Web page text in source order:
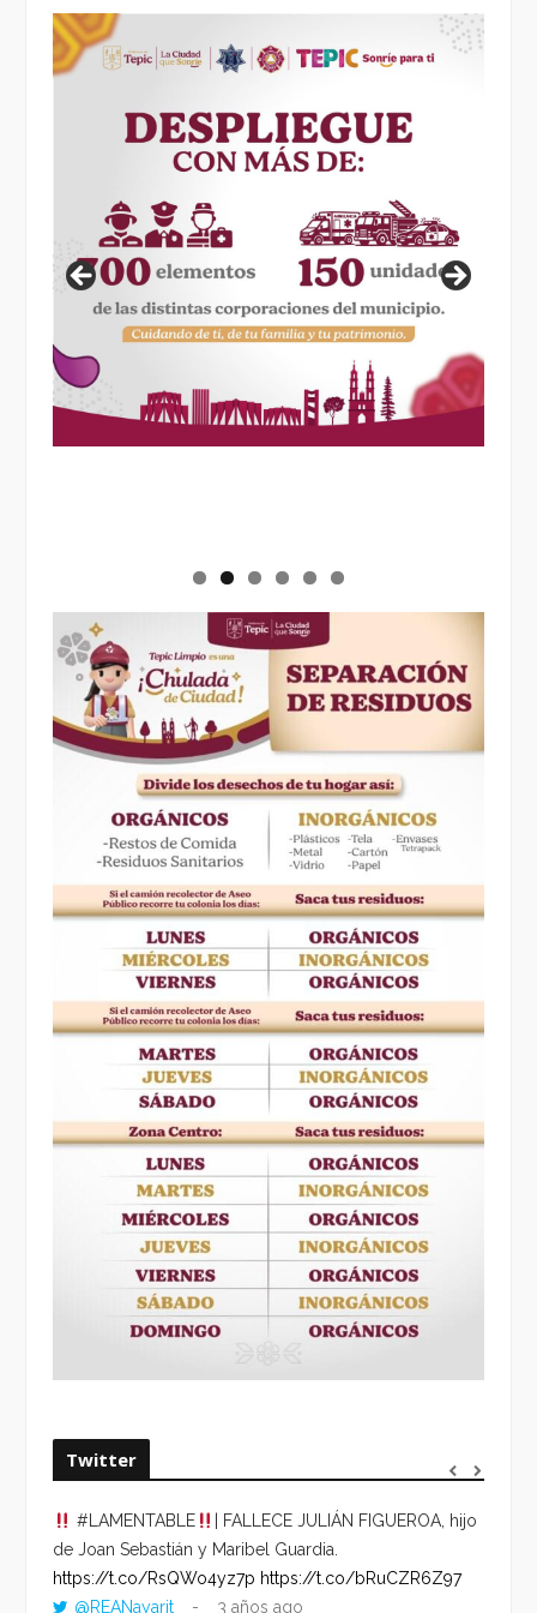
Twitter
#LAMENTABLE
| FALLECE JULIÁN FIGUEROA, hijo
de Joan Sebastián y Maribel Guardia.
https://t.co/RsQWo4yz7p https://t.co/bRuCZR6Z97
@REANayarit
3 años ago